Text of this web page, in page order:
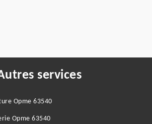
services
Opme 63540
Opme 63540